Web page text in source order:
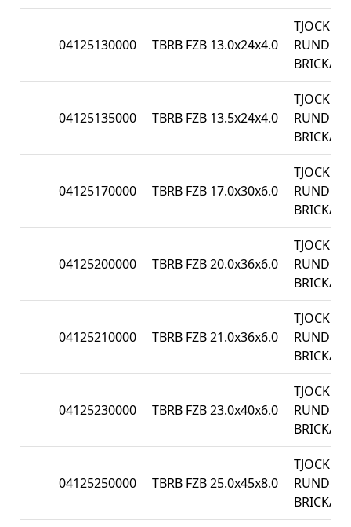
04125130000 TBRB FZB 13.0x24x4.0
TJOCK
RUND
BRICKA
04125135000 TBRB FZB 13.5x24x4.0
TJOCK
RUND
BRICKA
04125170000 TBRB FZB 17.0x30x6.0
TJOCK
RUND
BRICKA
04125200000 TBRB FZB 20.0x36x6.0
TJOCK
RUND
BRICKA
04125210000 TBRB FZB 21.0x36x6.0
TJOCK
RUND
BRICKA
04125230000 TBRB FZB 23.0x40x6.0
TJOCK
RUND
BRICKA
04125250000 TBRB FZB 25.0x45x8.0
TJOCK
RUND
BRICKA